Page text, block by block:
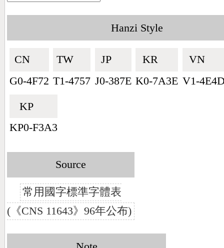
Hanzi Style
CN🇨🇳
G0-4F72
TW🇹🇼
T1-4757
JP🇯🇵
J0-387E
KR🇰🇷
K0-7A3E
VN🇻🇳
V1-
KP🇰🇵
KP0-F3A3
Source
常用國字標準字體表
(《CNS 11643》96年公布)